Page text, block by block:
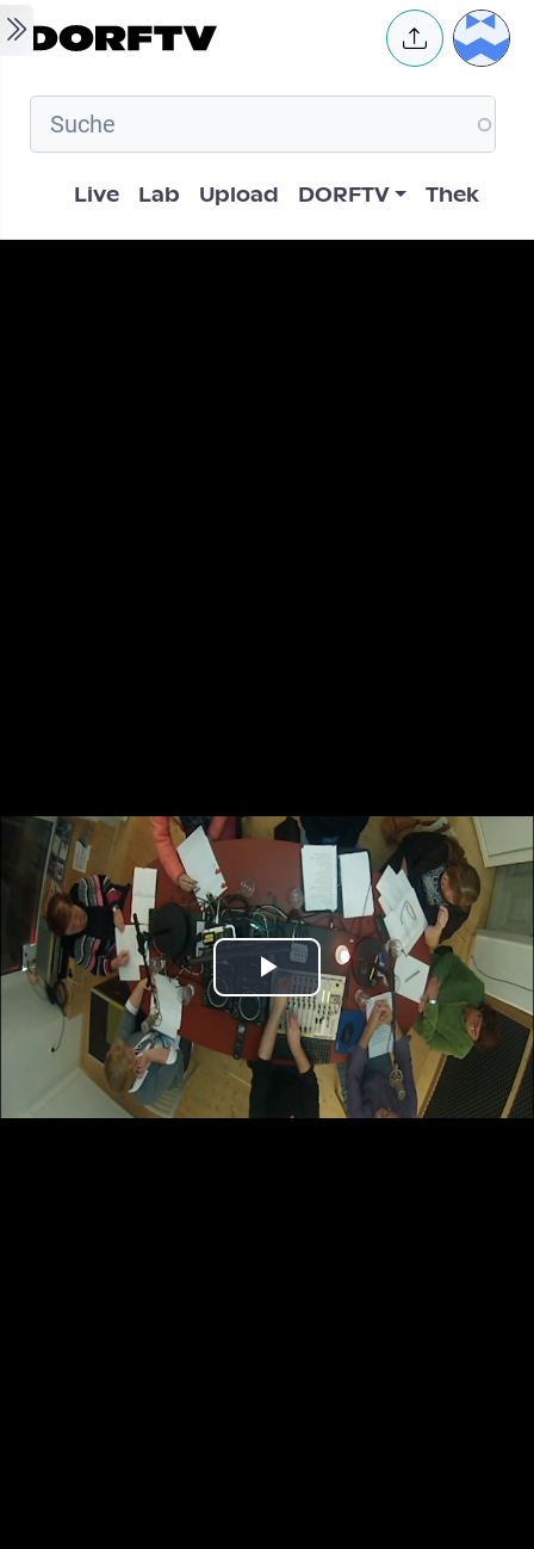
Skip to main content User
Hauptnavigation
Live Lab Upload DORFTV Thek
Play
Video